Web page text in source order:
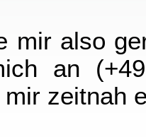
mir also
an
zeitnah